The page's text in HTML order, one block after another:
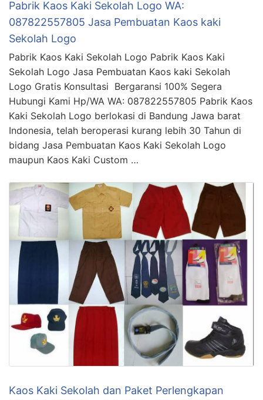
Pabrik Kaos Kaki Sekolah Logo WA:
087822557805 Jasa Pembuatan Kaos kaki
Sekolah Logo
Pabrik Kaos Kaki Sekolah Logo Pabrik Kaos Kaki
Sekolah Logo Jasa Pembuatan Kaos kaki Sekolah
Logo Gratis Konsultasi Bergaransi 100% Segera
Hubungi Kami Hp/WA WA: 087822557805 Pabrik Kaos
Kaki Sekolah Logo berlokasi di Bandung Jawa barat
Indonesia, telah beroperasi kurang lebih 30 Tahun di
bidang Jasa Pembuatan Kaos Kaki Sekolah Logo
maupun Kaos Kaki Custom …
Kaos Kaki Sekolah dan Paket Perlengkapan